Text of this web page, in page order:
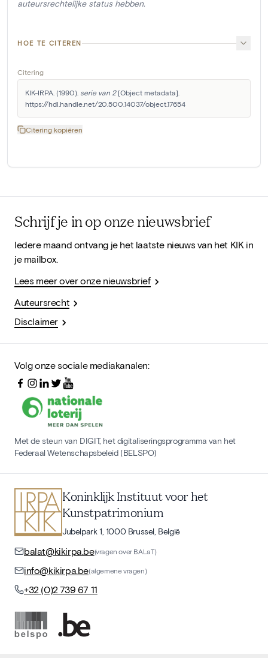
auteursrechtelijke status hebben.
HOE TE CITEREN
Citering
KIK-IRPA. (1990). serie van 2 [Object metadata].
https://hdl.handle.net/20.500.14037/object.17654
Citering kopiëren
Schrijf je in op onze nieuwsbrief
Iedere maand ontvang je het laatste nieuws van het KIK in
je mailbox.
Lees meer over onze nieuwsbrief
Auteursrecht
Disclaimer
Volg onze sociale mediakanalen:
Met de steun van DIGIT, het digitaliseringsprogramma van het
Federaal Wetenschapsbeleid (BELSPO)
Koninklijk Instituut voor het
Kunstpatrimonium
Jubelpark 1, 1000 Brussel, België
balat@kikirpa.be(vragen over BALaT)
info@kikirpa.be(algemene vragen)
+32 (0)2 739 67 11